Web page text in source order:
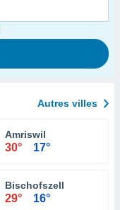
Autres villes
Amriswil
30° 17°
Bischofszell
29° 16°